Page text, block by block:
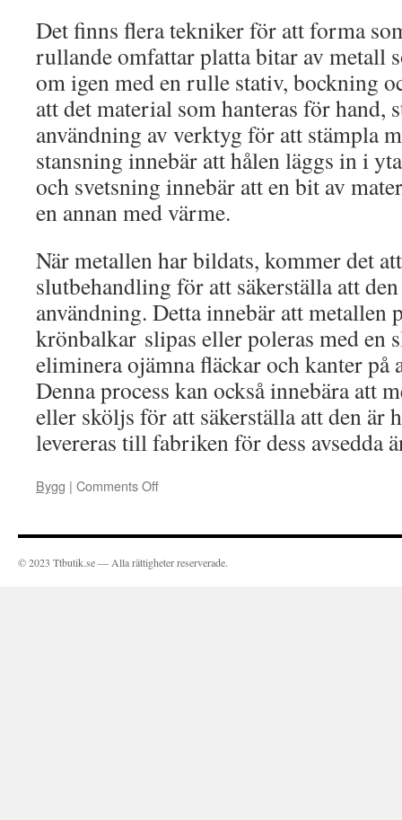
Det finns flera tekniker för att forma
rullande omfattar platta bitar av metall
om igen med en rulle stativ, bockning
att det material som hanteras för hand,
användning av verktyg för att stämpla
stansning innebär att hålen läggs in i
och svetsning innebär att en bit av
en annan med värme.
När metallen har bildats, kommer det
slutbehandling för att säkerställa att
användning. Detta innebär att metallen
krönbalkar slipas eller poleras med en
eliminera ojämna fläckar och kanter på
Denna process kan också innebära att
eller sköljs för att säkerställa att den är
levereras till fabriken för dess avsedda
Bygg | Comments Off
© 2023 Ttbutik.se — Alla rättigheter reserverade.